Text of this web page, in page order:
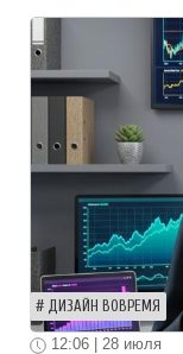
ДИЗАЙН ВОВРЕМЯ
12:06 | 28 июля